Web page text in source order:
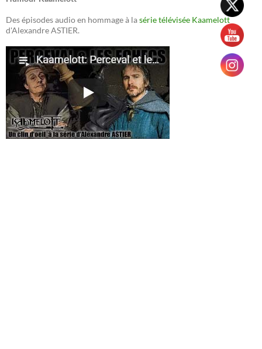
Des épisodes audio en hommage à lasérie télévisée Kaamelott
d'Alexandre ASTIER.